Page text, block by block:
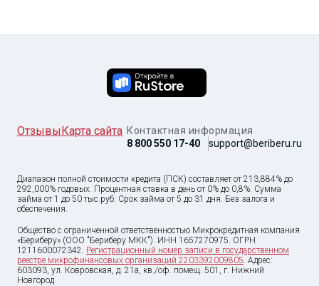
ОтзывыКарта сайта Контактная информация
8 800 550 17-40
support@beriberu.ru
Диапазон полной стоимости кредита (ПСК) составляет от 213,884% до
292,000% годовых. Процентная ставка в день от 0% до 0,8%. Сумма
займа от1 до 50 тыс.руб. Срок займа от 5 до 31 дня. Без залога и
обеспечения.
Общество с ограниченной ответственностью Микрокредитная компания
«Бериберу» (ООО "Бериберу МКК"). ИНН 1657270975. ОГРН
1211600072342. Регистрационный номер записи в государственном
реестре микрофинансовых организаций 2203392009805. Адрес:
603093, ул. Ковровская, д. 21а, кв./оф. помещ. 501, г. Нижний
Новгород